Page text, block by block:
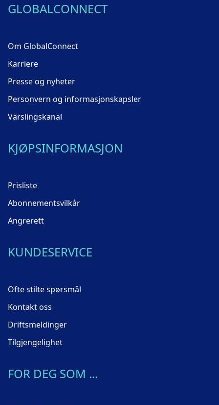
GLOBALCONNECT
Om GlobalConnect
Karriere
Presse og nyheter
Personvern og informasjonskapsler
Varslingskanal
KJØPSINFORMASJON
Prisliste
Abonnementsvilkår
Angrerett
KUNDESERVICE
Ofte stilte spørsmål
Kontakt oss
Driftsmeldinger
Tilgjengelighet
FOR DEG SOM ...